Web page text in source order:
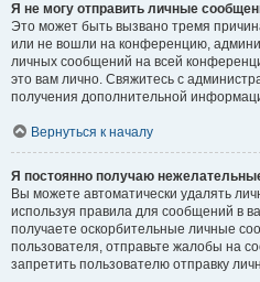
Я не могу отправить личные
Это может быть вызвано тремя
или не вошли на конференцию,
личных сообщений на всей
это вам лично. Свяжитесь с
получения дополнительной
Вернуться к началу
Я постоянно получаю
Вы можете автоматически удалять
используя правила для сообщений в
получаете оскорбительные личные
пользователя, отправьте жалобы на
запретить пользователю отправку